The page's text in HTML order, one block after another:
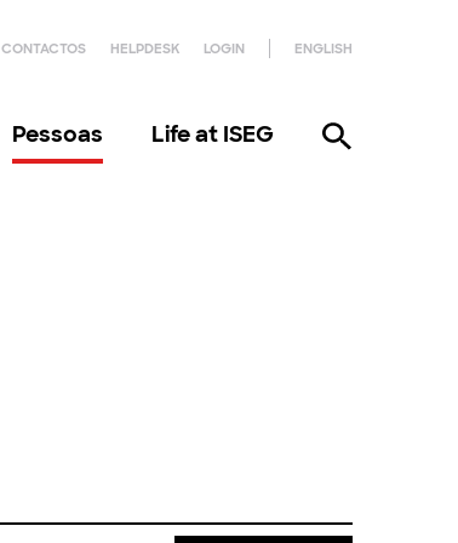
CONTACTOS HELPDESK LOGIN ENGLISH
Pessoas Life at ISEG